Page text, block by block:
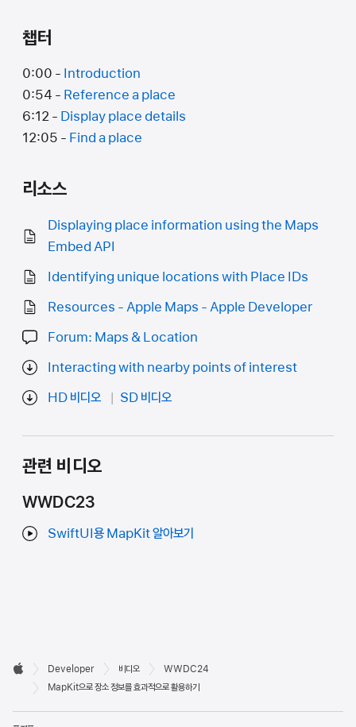
챕터
0:00 - Introduction
0:54 - Reference a place
6:12 - Display place details
12:05 - Find a place
리소스
Displaying place information using the Maps
Embed API
Identifying unique locations with Place IDs
Resources - Apple Maps - Apple Developer
Forum: Maps & Location
Interacting with nearby points of interest
HD 비디오
SD 비디오
관련 비디오
WWDC23
SwiftUI용 MapKit 알아보기
Developer
바닥글

Developer 비디오
WWDC24
MapKit으로 장소 정보를 효과적으로 활용하기